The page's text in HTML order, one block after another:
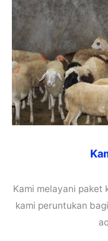
Kami melayani paket
kami peruntukan